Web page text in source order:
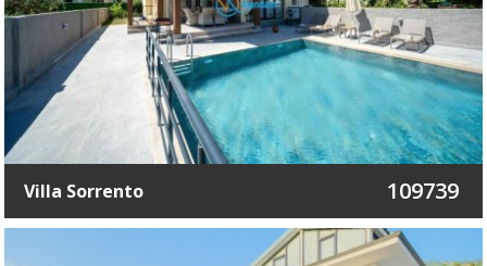
Villa Sorrento 109739